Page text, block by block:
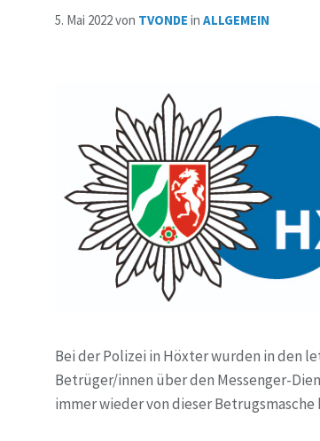
5. Mai 2022von TVONDE in ALLGEMEIN
Bei der Polizei in Höxter wurden in den
Betrüger/innen über den Messenger-
immer wieder von dieser